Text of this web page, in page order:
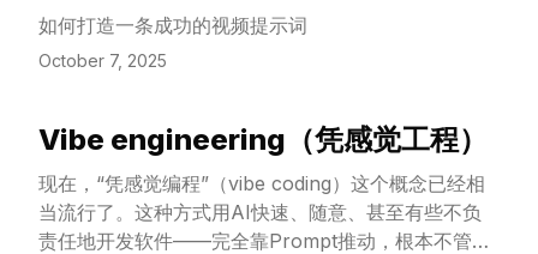
如何打造一条成功的视频提示词
October 7, 2025
Vibe engineering（凭感觉工程）
现在，“凭感觉编程”（vibe coding）这个概念已经相
当流行了。这种方式用AI快速、随意、甚至有些不负
责任地开发软件——完全靠Prompt推动，根本不管代
View Article